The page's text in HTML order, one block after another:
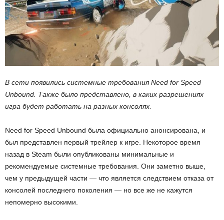
В сети появились системные требования Need for Speed ​​
Unbound. Также было представлено, в каких разрешениях
игра будет работать на разных консолях.
Need for Speed Unbound была официально анонсирована, и
был представлен первый трейлер к игре. Некоторое время
назад в Steam были опубликованы минимальные и
рекомендуемые системные требования. Они заметно выше,
чем у предыдущей части — что является следствием отказа от
консолей последнего поколения — но все же не кажутся
непомерно высокими.